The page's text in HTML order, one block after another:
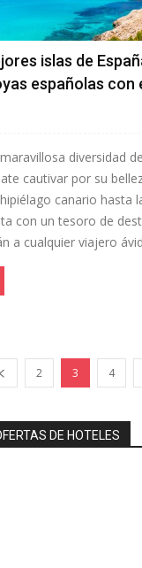
islas de
españolas con
diversidad
cautivar por su
canario hasta
con un tesoro de
a cualquier viajero
2 3 4
DE HOTELES